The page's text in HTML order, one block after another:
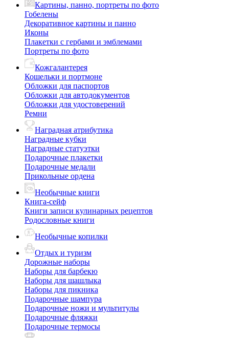
Картины, панно, портреты по фото
Гобелены
Декоративное картины и панно
Иконы
Плакетки с гербами и эмблемами
Портреты по фото
Кожгалантерея
Кошельки и портмоне
Обложки для паспортов
Обложки для автодокументов
Обложки для удостоверений
Ремни
Наградная атрибутика
Наградные кубки
Наградные статуэтки
Подарочные плакетки
Подарочные медали
Прикольные ордена
Необычные книги
Книга-сейф
Книги записи кулинарных рецептов
Родословные книги
Необычные копилки
Отдых и туризм
Дорожные наборы
Наборы для барбекю
Наборы для шашлыка
Наборы для пикника
Подарочные шампура
Подарочные ножи и мультитулы
Подарочные фляжки
Подарочные термосы